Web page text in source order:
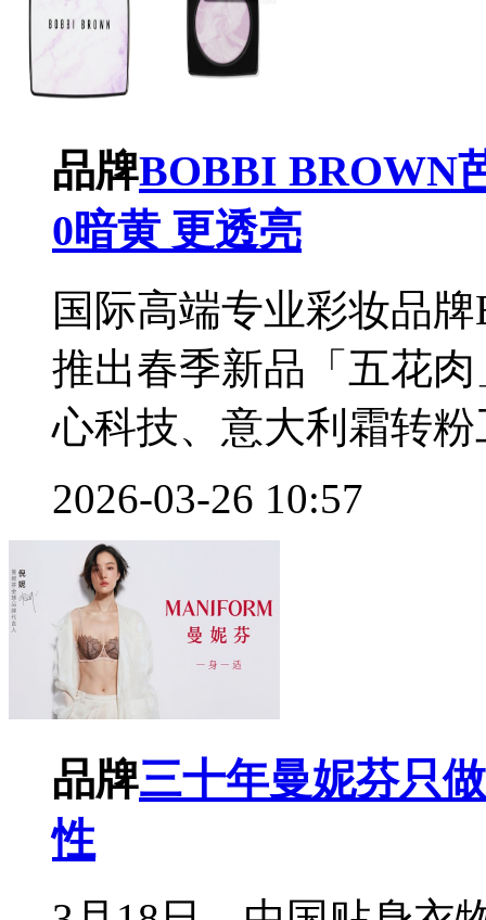
品牌BOBBI BROWN
0暗黄 更透亮
国际高端专业彩妆品
推出春季新品「五花
心科技、意大利霜转
2026-03-26 10:57
品牌三十年曼妮芬只
性